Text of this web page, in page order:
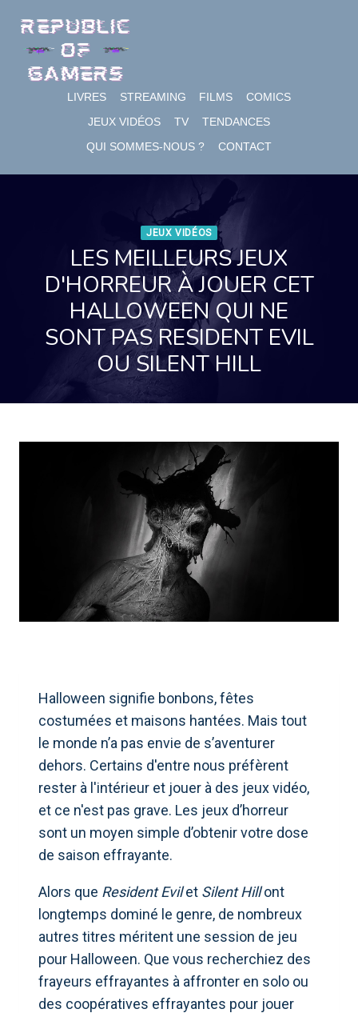
content
LIVRES STREAMING FILMS
COMICS
JEUX VIDÉOS
TV
TENDANCES
QUI SOMMES-NOUS ?
CONTACT
JEUX VIDÉOS
LES MEILLEURS JEUX
D'HORREUR À JOUER CET
HALLOWEEN QUI NE
SONT PAS RESIDENT EVIL
OU SILENT HILL
Halloween signifie bonbons, fêtes
costumées et maisons hantées. Mais tout
le monde n’a pas envie de s’aventurer
dehors. Certains d'entre nous préfèrent
rester à l'intérieur et jouer à des jeux vidéo,
et ce n'est pas grave. Les jeux d’horreur
sont un moyen simple d’obtenir votre dose
de saison effrayante.
Alors que Resident Evilet Silent Hillont
longtemps dominé le genre, de nombreux
autres titres méritent une session de jeu
pour Halloween. Que vous recherchiez des
frayeurs effrayantes à affronter en solo ou
des coopératives effrayantes pour jouer